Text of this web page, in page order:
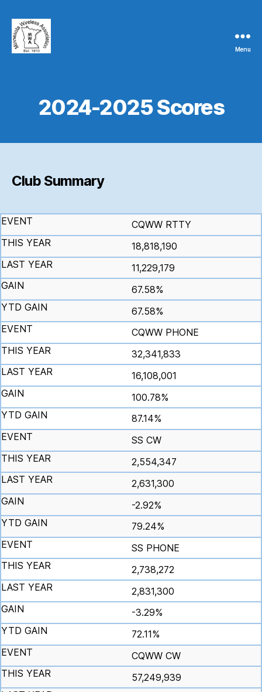
Menu
2024-2025 Scores
Club Summary
CQWW RTTY
18,818,190
11,229,179
67.58%
67.58%
CQWW PHONE
32,341,833
16,108,001
100.78%
87.14%
SS CW
2,554,347
2,631,300
-2.92%
79.24%
SS PHONE
2,738,272
2,831,300
-3.29%
72.11%
CQWW CW
57,249,939